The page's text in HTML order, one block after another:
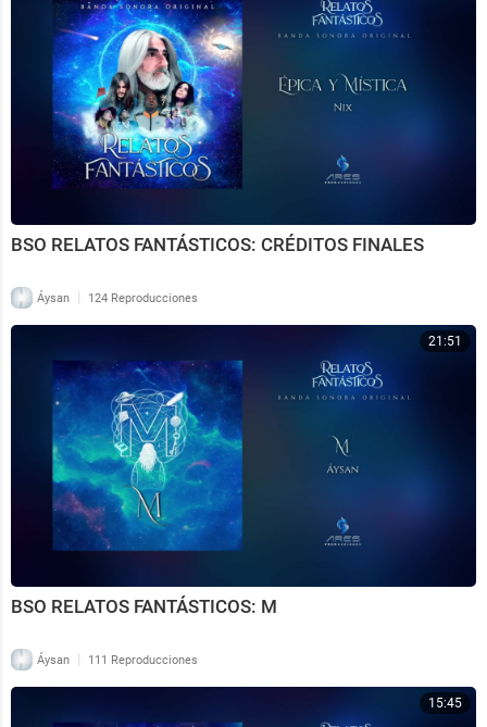
BSO RELATOS FANTÁSTICOS: CRÉDITOS FINALES
Áysan | 124 Reproducciones
21:51
BSO RELATOS FANTÁSTICOS: M
Áysan | 111 Reproducciones
15:45